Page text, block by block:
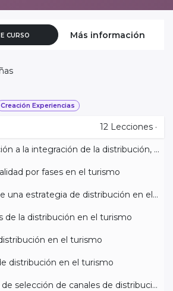
curso Más información
Creación Experiencias
12 Lecciones ·
M5.1: Introducción a la integración de la distribución, comunicación y venta
por fases en el turismo
M5.3: Utilidad de una estrategia de distribución en el turismo
de la distribución en el turismo
en el turismo
distribución en el turismo
M5.7: Métodos de selección de canales de distribución en el enoturismo